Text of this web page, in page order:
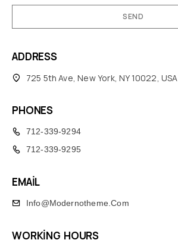
ADDRESS
725 5th Ave, New York, NY 10022, USA
PHONES
712-339-9294
712-339-9295
EMAIL
Info@modernotheme.com
WORKING HOURS